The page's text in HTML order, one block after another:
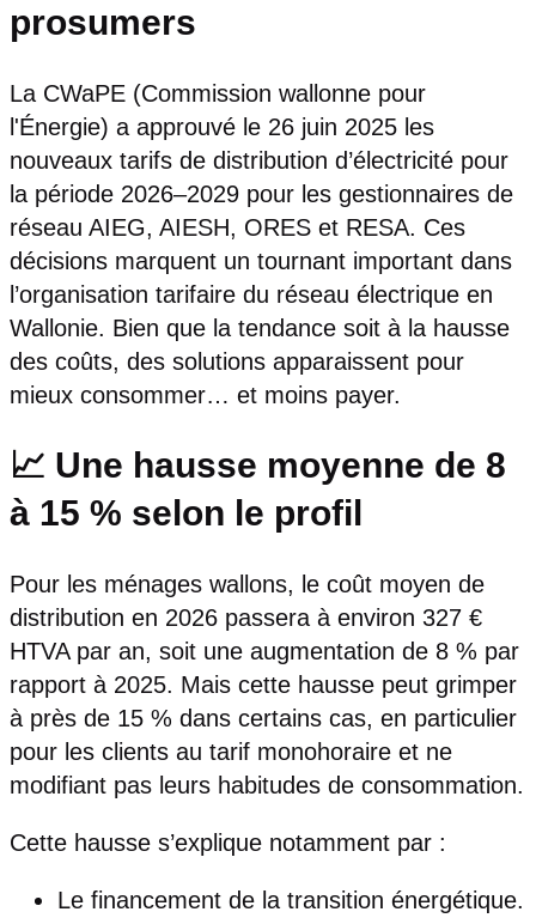
prosumers
La CWaPE (Commission wallonne pour
l'Énergie) a approuvé le 26 juin 2025 les
nouveaux tarifs de distribution d’électricité pour
la période 2026–2029 pour les gestionnaires de
réseau AIEG, AIESH, ORES et RESA. Ces
décisions marquent un tournant important dans
l’organisation tarifaire du réseau électrique en
Wallonie. Bien que la tendance soit à la hausse
des coûts, des solutions apparaissent pour
mieux consommer… et moins payer.
📈 Une hausse moyenne de 8
à 15 % selon le profil
Pour les ménages wallons, le coût moyen de
distribution en 2026 passera à environ 327 €
HTVA par an, soit une augmentation de 8 % par
rapport à 2025. Mais cette hausse peut grimper
à près de 15 % dans certains cas, en particulier
pour les clients au tarif monohoraire et ne
modifiant pas leurs habitudes de consommation.
Cette hausse s’explique notamment par :
Le financement de la transition énergétique.